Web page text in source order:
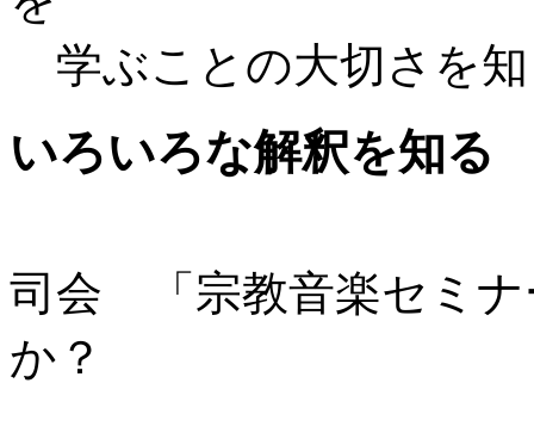
学ぶことの大切さを
いろいろな解釈を知る
司会 「宗教音楽セミナ
か？